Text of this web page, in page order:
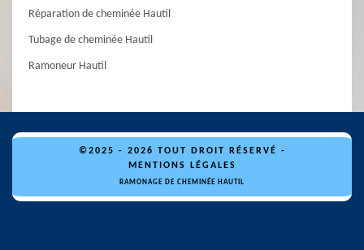
Réparation de cheminée Hautil
Tubage de cheminée Hautil
Ramoneur Hautil
©2025 - 2026 TOUT DROIT RÉSERVÉ -
MENTIONS LÉGALES
RAMONAGE DE CHEMINÉE HAUTIL